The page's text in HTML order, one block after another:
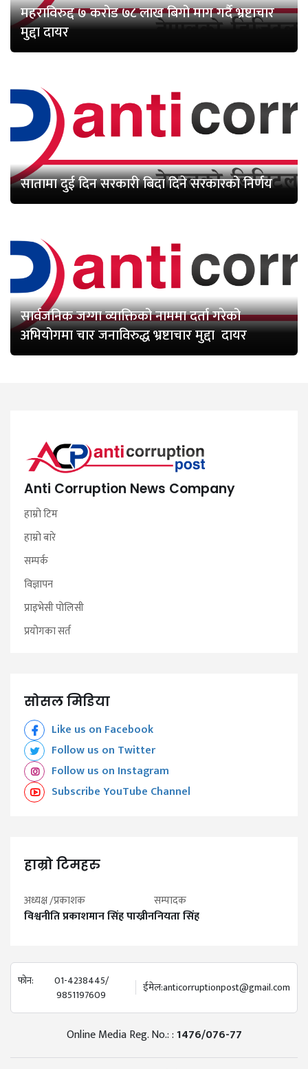
महराविरुद्द ७ करोड ७८ लाख बिगो माग गर्दै भ्रष्टाचार
मुद्दा दायर
सातामा दुई दिन सरकारी बिदा दिने सरकारको निर्णय
सार्वजनिक जग्गा व्याक्तिको नाममा दर्ता गरेको
अभियोगमा चार जनाविरुद्ध भ्रष्टाचार मुद्दा दायर
Anti Corruption News Company
हाम्रो टिम
हाम्रो बारे
सम्पर्क
विज्ञापन
प्राइभेसी पोलिसी
प्रयोगका सर्त
सोसल मिडिया
Like us on Facebook
Follow us on Twitter
Follow us on Instagram
Subscribe YouTube Channel
हाम्रो टिमहरु
अध्यक्ष /प्रकाशक
विश्वनीति प्रकाशमान सिंह पाख्रीन
सम्पादक
नियता सिंह
फोन:
01-4238445/
9851197609
ईमेल:anticorruptionpost@gmail.com
Online Media Reg. No.: :1476/076-77